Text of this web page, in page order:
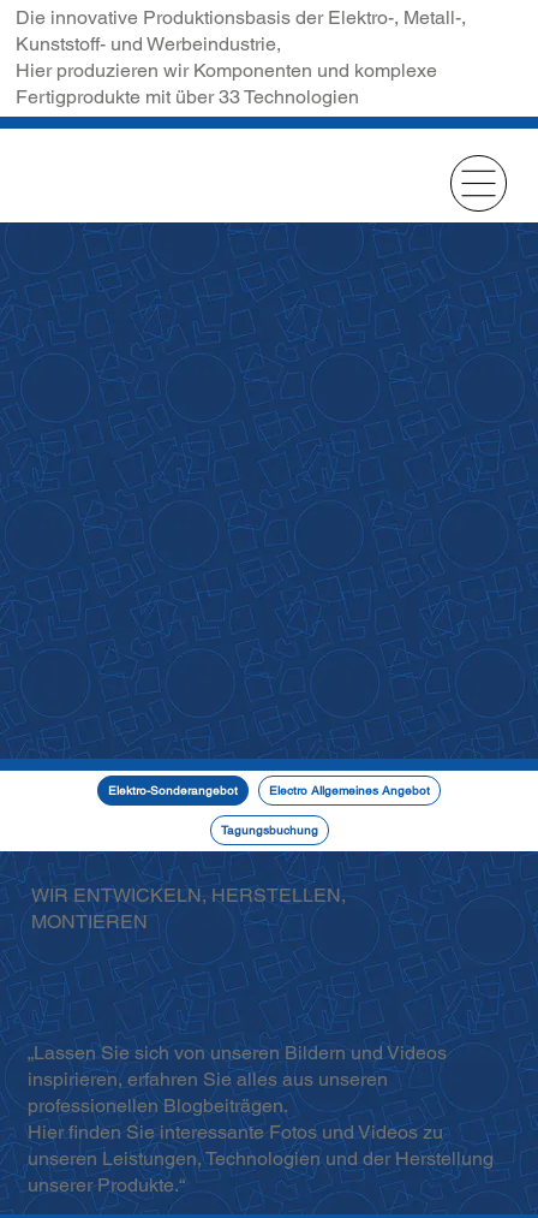
Die innovative Produktionsbasis der Elektro-, Metall-,
Kunststoff- und Werbeindustrie,
Hier produzieren wir Komponenten und komplexe
Fertigprodukte mit über 33 Technologien
Elektro-Sonderangebot Electro Allgemeines Angebot
Tagungsbuchung
WIR ENTWICKELN, HERSTELLEN,
MONTIEREN
„Lassen Sie sich von unseren Bildern und Videos
inspirieren, erfahren Sie alles aus unseren
professionellen Blogbeiträgen.
Hier finden Sie interessante Fotos und Videos zu
unseren Leistungen, Technologien und der Herstellung
unserer Produkte.“